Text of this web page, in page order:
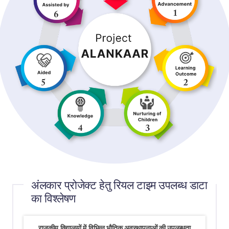
अंलकार प्रोजेक्ट हेतु रियल टाइम उपलब्ध डाटा
का विश्लेषण